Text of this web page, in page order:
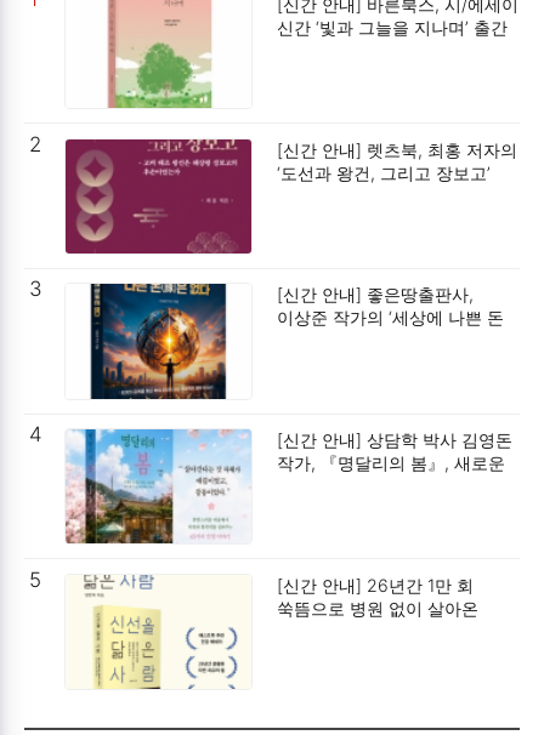
[신간 안내] 바른북스, 시/에세이
신간 ‘빛과 그늘을 지나며’ 출간
2
[신간 안내] 렛츠북, 최홍 저자의
‘도선과 왕건, 그리고 장보고’
3
[신간 안내] 좋은땅출판사,
이상준 작가의 ‘세상에 나쁜 돈
4
[신간 안내] 상담학 박사 김영돈
작가, 『명달리의 봄』, 새로운
5
[신간 안내] 26년간 1만 회
쑥뜸으로 병원 없이 살아온